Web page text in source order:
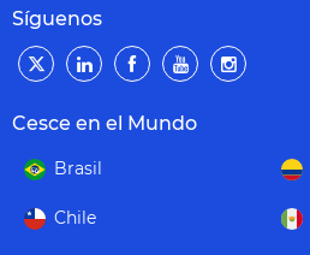
Síguenos
Cesce en el Mundo
Brasil
Chile